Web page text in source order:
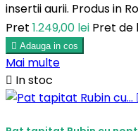
insertii aurii. Produs in
Pret 1.249,00 lei Pret de
 Adauga in cos
Mai multe
 In stoc